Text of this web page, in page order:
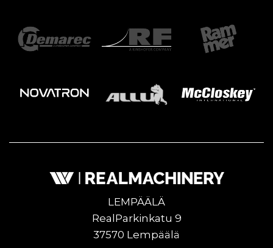
LEMPÄÄLÄ
RealParkinkatu 9
37570 Lempäälä